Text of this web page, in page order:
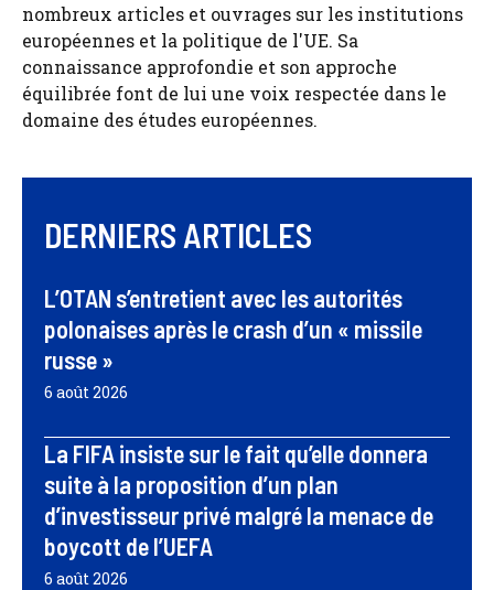
nombreux articles et ouvrages sur les institutions
européennes et la politique de l'UE. Sa
connaissance approfondie et son approche
équilibrée font de lui une voix respectée dans le
domaine des études européennes.
DERNIERS ARTICLES
L’OTAN s’entretient avec les autorités
polonaises après le crash d’un « missile
russe »
6 août 2026
La FIFA insiste sur le fait qu’elle donnera
suite à la proposition d’un plan
d’investisseur privé malgré la menace de
boycott de l’UEFA
6 août 2026